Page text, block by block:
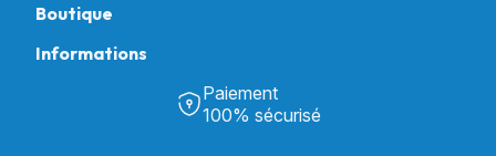
Boutique
Informations
Découvrir Univers Santé
Paiement
100% sécurisé